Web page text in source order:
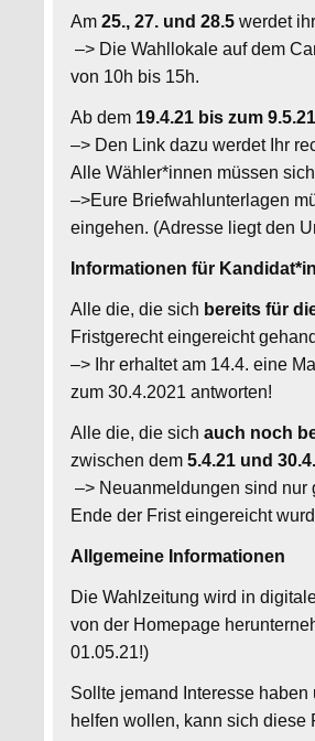
Am 25., 27. und 28.5werdet
–> Die Wahllokale auf dem
von 10h bis 15h.
Ab dem 19.4.21 bis zum 9.5.21
–> Den Link dazu werdet Ihr
Alle Wähler*innen müssen
–>Eure Briefwahlunterlagen
eingehen. (Adresse liegt den
Informationen für
Alle die, die sich bereits für
Fristgerecht eingereicht
–> Ihr erhaltet am 14.4. eine
zum 30.4.2021 antworten!
Alle die, die sichauch noch
zwischen dem5.4.21 und
–> Neuanmeldungen sind nur
Ende der Frist eingereicht
Allgemeine Informationen
Die Wahlzeitung wird in
von der Homepage
01.05.21!)
Sollte jemand Interesse
helfen wollen, kann sich